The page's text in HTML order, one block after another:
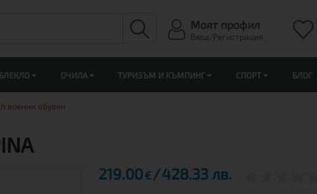
Моят профил
Вход/Регистрация
ОЧИЛА ТУРИЗЪМ И КЪМПИНГ СПОРТ БЛОГ
военни обувки
219.00€ 428.33 лв.